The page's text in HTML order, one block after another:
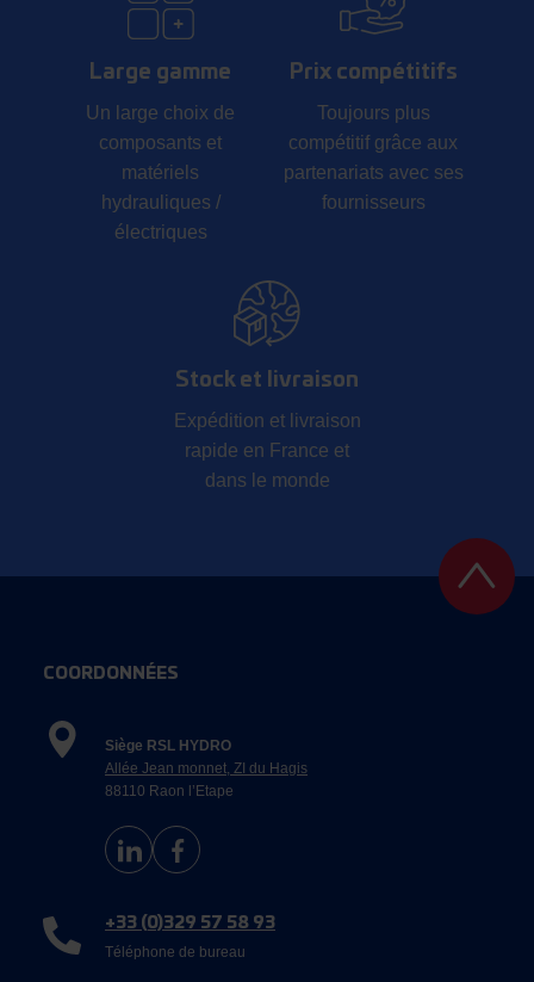
Large gamme
Un large choix de
composants et
matériels
hydrauliques /
électriques
Prix compétitifs
Toujours plus
compétitif grâce aux
partenariats avec ses
fournisseurs
Stock et livraison
Expédition et livraison
rapide en France et
dans le monde
COORDONNÉES
Siège RSL HYDRO
Allée Jean monnet, ZI du Hagis
88110 Raon l’Etape
+33 (0)329 57 58 93
Téléphone de bureau